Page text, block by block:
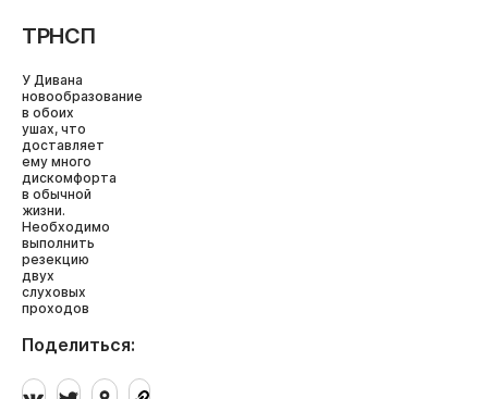
ТРНСП
У Дивана
новообразование
в обоих
ушах, что
доставляет
ему много
дискомфорта
в обычной
жизни.
Необходимо
выполнить
резекцию
двух
слуховых
проходов
Поделиться: